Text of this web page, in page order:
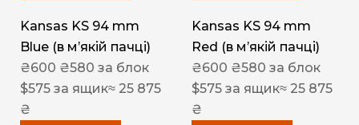
Kansas KS 94 mm
Blue (в мʼякій пачці)
₴600 ₴580 за блок
$575 за ящик≈ 25 875
₴
Kansas KS 94 mm
Red (в мʼякій пачці)
₴600 ₴580 за блок
$575 за ящик≈ 25 875
₴